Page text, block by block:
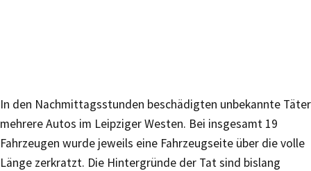
In den Nachmittagsstunden beschädigten unbekannte Täter
mehrere Autos im Leipziger Westen. Bei insgesamt 19
Fahrzeugen wurde jeweils eine Fahrzeugseite über die volle
Länge zerkratzt. Die Hintergründe der Tat sind bislang